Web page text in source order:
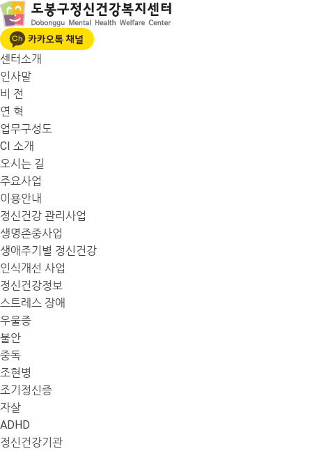
센터소개
인사말
비 전
연 혁
업무구성도
CI 소개
오시는 길
주요사업
이용안내
정신건강 관리사업
생명존중사업
생애주기별 정신건강
인식개선 사업
정신건강정보
스트레스 장애
우울증
불안
중독
조현병
조기정신증
자살
ADHD
정신건강기관